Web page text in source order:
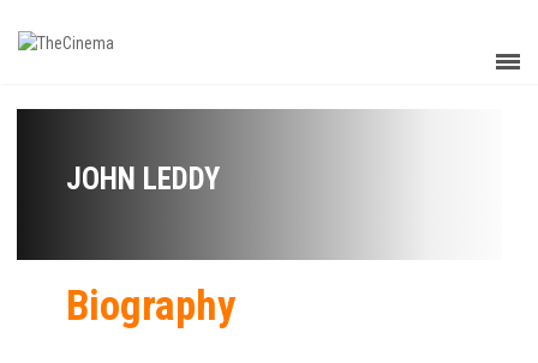
JOHN LEDDY
Biography